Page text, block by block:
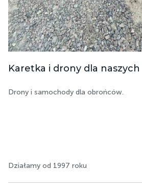
Karetka i drony dla
Drony i samochody dla obrońców.
Działamy od 1997 roku